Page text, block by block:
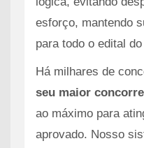
esforço, mantendo
para todo o edital
Há milhares de
seu maior
ao máximo para
aprovado. Nosso